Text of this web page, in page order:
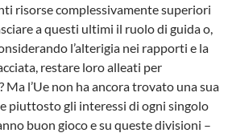
risorse complessivamente superiori
a questi ultimi il ruolo di guida o,
l’alterigia nei rapporti e la
restare loro alleati per
l’Ue non ha ancora trovato una sua
piuttosto gli interessi di ogni singolo
buon gioco e su queste divisioni –